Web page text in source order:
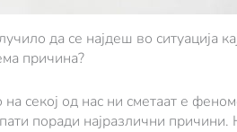
да се најдеш во
причина?
секој од нас ни сметаат е
поради најразлични